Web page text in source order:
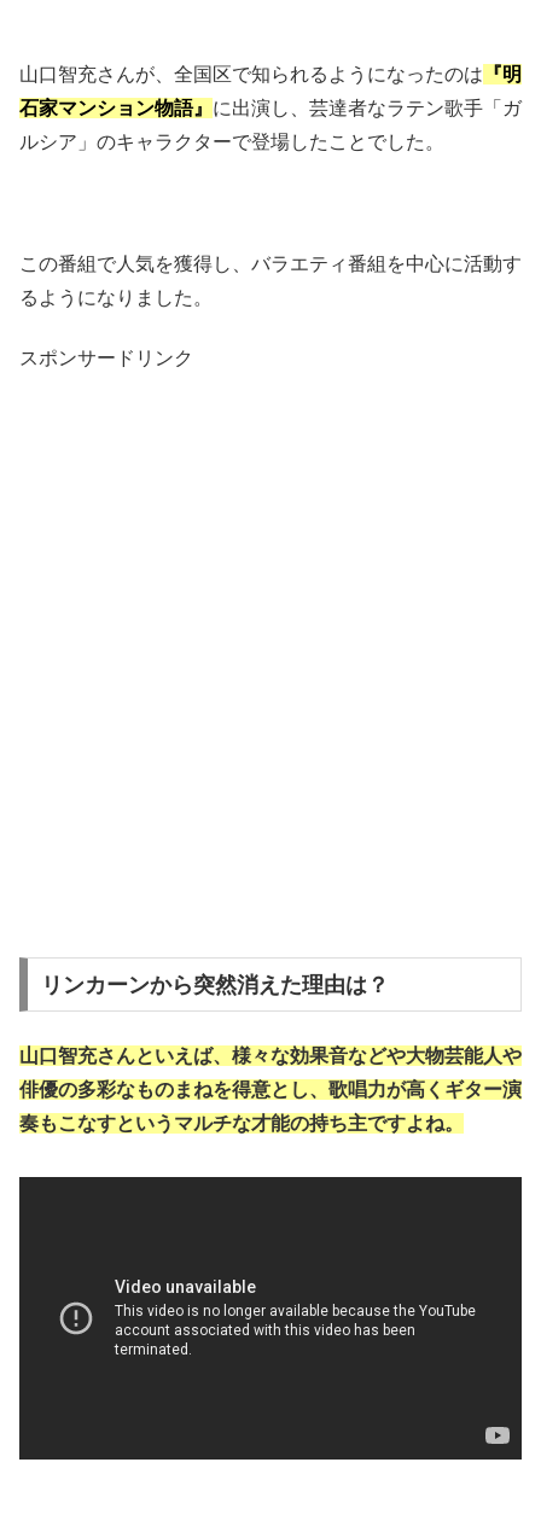
山口智充さんが、全国区で知られるようになったのは 『明
石家マンション物語』 に出演し、芸達者なラテン歌手「ガ
ルシア」のキャラクターで登場したことでした。
この番組で人気を獲得し、バラエティ番組を中心に活動す
るようになりました。
スポンサードリンク
リンカーンから突然消えた理由は？
山口智充さんといえば、 様々な効果音などや大物芸能人や
俳優の多彩なものまねを得意とし、歌唱力が高くギター演
奏もこなすというマルチな才能の持ち主ですよね。